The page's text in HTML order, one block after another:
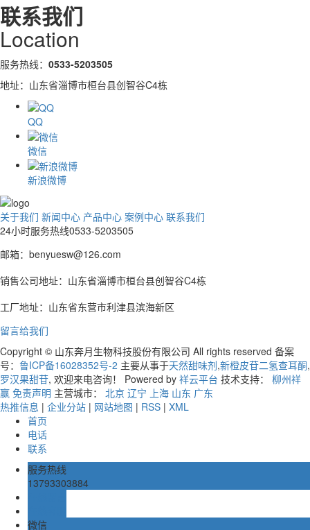
联系我们
Location
服务热线： 0533-5203505
地址：山东省淄博市桓台县创智谷C4栋
QQ
微信
新浪微博
关于我们 新闻中心 产品中心 案例中心 联系我们
24小时服务热线0533-5203505
邮箱：benyuesw@126.com
销售公司地址：山东省淄博市桓台县创智谷C4栋
工厂地址：山东省东营市利津县滨海新区
留言给我们
Copyright © 山东奔月生物科技股份有限公司 All rights reserved 备案
号： 鲁ICP备16028352号-2 主要从事于天然甜味剂,新橙皮苷二氢查耳酮,
罗汉果甜苷, 欢迎来电咨询！ Powered by 祥云平台 技术支持： 柳州祥
赢 免责声明 主营城市： 北京 辽宁 上海 山东 广东
热推信息 | 企业分站 | 网站地图 | RSS | XML
首页
电话
联系
服务热线
13793303884
微信